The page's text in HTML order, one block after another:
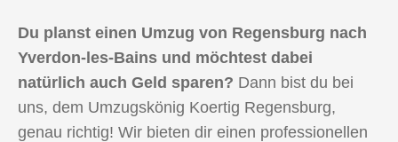
Du planst einen Umzug von Regensburg nach
Yverdon-les-Bains und möchtest dabei
natürlich auch Geld sparen? Dann bist du bei
uns, dem Umzugskönig Koertig Regensburg,
genau richtig! Wir bieten dir einen professionellen